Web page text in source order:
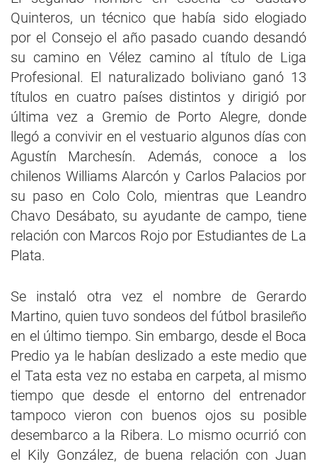
Quinteros, un técnico que había sido elogiado
por el Consejo el año pasado cuando desandó
su camino en Vélez camino al título de Liga
Profesional. El naturalizado boliviano ganó 13
títulos en cuatro países distintos y dirigió por
última vez a Gremio de Porto Alegre, donde
llegó a convivir en el vestuario algunos días con
Agustín Marchesín. Además, conoce a los
chilenos Williams Alarcón y Carlos Palacios por
su paso en Colo Colo, mientras que Leandro
Chavo Desábato, su ayudante de campo, tiene
relación con Marcos Rojo por Estudiantes de La
Plata.
Se instaló otra vez el nombre de Gerardo
Martino, quien tuvo sondeos del fútbol brasileño
en el último tiempo. Sin embargo, desde el Boca
Predio ya le habían deslizado a este medio que
el Tata esta vez no estaba en carpeta, al mismo
tiempo que desde el entorno del entrenador
tampoco vieron con buenos ojos su posible
desembarco a la Ribera. Lo mismo ocurrió con
el Kily González, de buena relación con Juan